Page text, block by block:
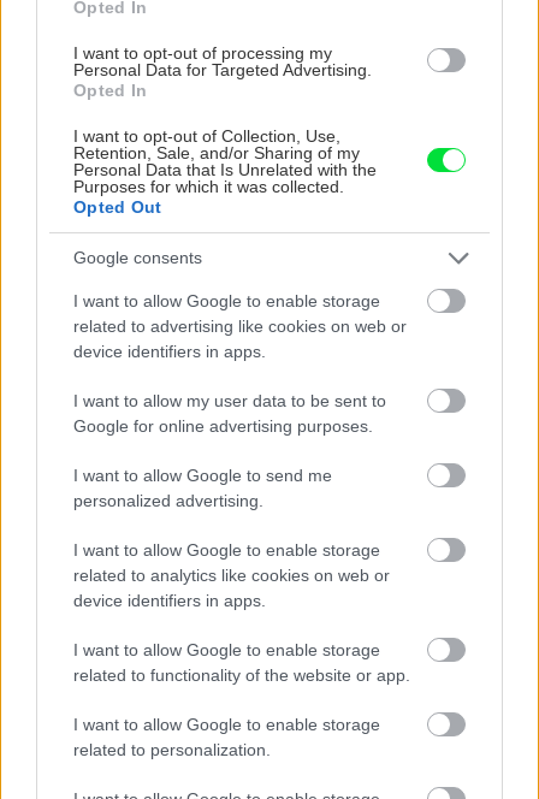
Opted In
I want to opt-out of processing my
Personal Data for Targeted Advertising.
Opted In
I want to opt-out of Collection, Use,
Retention, Sale, and/or Sharing of my
Personal Data that Is Unrelated with the
Purposes for which it was collected.
Opted Out
Google consents
I want to allow Google to enable storage
related to advertising like cookies on web or
device identifiers in apps.
I want to allow my user data to be sent to
Google for online advertising purposes.
I want to allow Google to send me
personalized advertising.
I want to allow Google to enable storage
related to analytics like cookies on web or
device identifiers in apps.
I want to allow Google to enable storage
related to functionality of the website or app.
I want to allow Google to enable storage
related to personalization.
Nenápadný pomocník,
ktorý vám podrží dvere bez
Doplnky a dekorácie
Doplnky a dekorácie
starej plechovky
Doplnky a dekorácie
zohnať darček? Vyrobte si